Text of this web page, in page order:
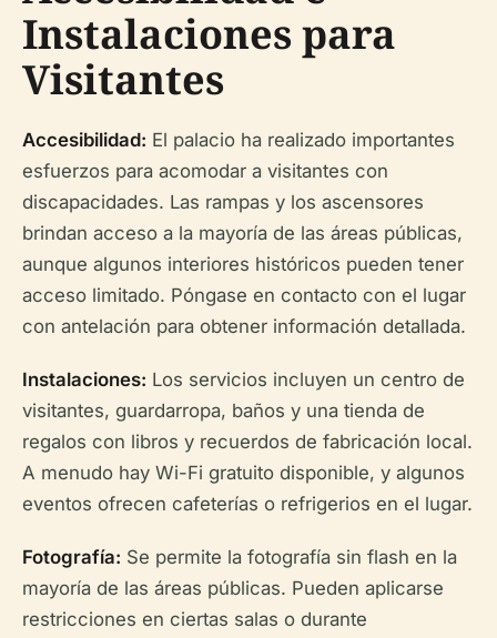
Instalaciones para
Visitantes
Accesibilidad: El palacio ha realizado importantes
esfuerzos para acomodar a visitantes con
discapacidades. Las rampas y los ascensores
brindan acceso a la mayoría de las áreas públicas,
aunque algunos interiores históricos pueden tener
acceso limitado. Póngase en contacto con el lugar
con antelación para obtener información detallada.
Instalaciones: Los servicios incluyen un centro de
visitantes, guardarropa, baños y una tienda de
regalos con libros y recuerdos de fabricación local.
A menudo hay Wi-Fi gratuito disponible, y algunos
eventos ofrecen cafeterías o refrigerios en el lugar.
Fotografía: Se permite la fotografía sin flash en la
mayoría de las áreas públicas. Pueden aplicarse
restricciones en ciertas salas o durante